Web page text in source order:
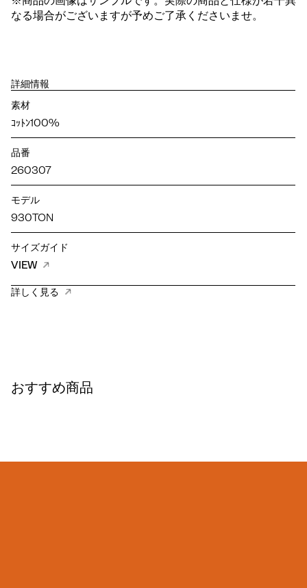
なる場合がございますが予めご了承くださいませ。
詳細情報
素材
ｺｯﾄﾝ100%
品番
260307
モデル
930TON
サイズガイド
VIEW
詳しく見る
おすすめ商品